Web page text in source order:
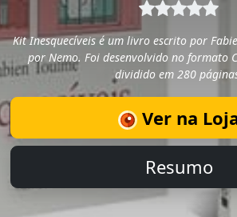
Kit Inesquecíveis é um livro escrito por
por Nemo. Foi desenvolvido no formato
dividido em 280
Ver na
Resumo